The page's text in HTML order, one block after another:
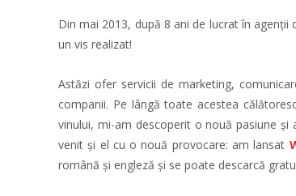
Din mai 2013, după 8 ani de lucrat în
un vis realizat!
Astăzi ofer servicii de marketing,
companii. Pe lângă toate acestea
vinului, mi-am descoperit o nouă pasiune
venit și el cu o nouă provocare: am lansat
română și engleză și se poate descarcă